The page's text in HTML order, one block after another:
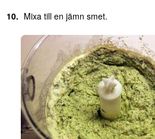
Mixa till en jämn smet.